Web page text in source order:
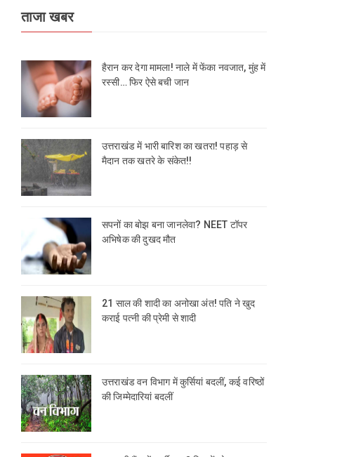
ताजा खबर
हैरान कर देगा मामला! नाले में फेंका नवजात, मुंह में
रस्सी… फिर ऐसे बची जान
उत्तराखंड में भारी बारिश का खतरा! पहाड़ से
मैदान तक खतरे के संकेत!!
सपनों का बोझ बना जानलेवा? NEET टॉपर
अभिषेक की दुखद मौत
21 साल की शादी का अनोखा अंत! पति ने खुद
कराई पत्नी की प्रेमी से शादी
उत्तराखंड वन विभाग में कुर्सियां बदलीं, कई वरिष्ठों
की जिम्मेदारियां बदलीं